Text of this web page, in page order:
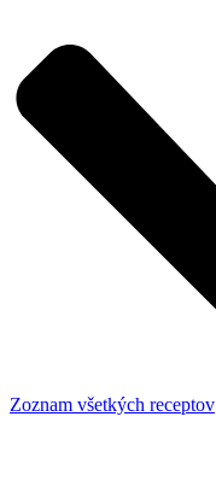
Zoznam všetkých receptov